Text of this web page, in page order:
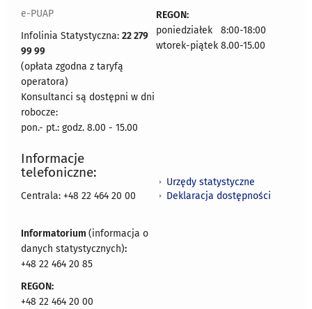
e-PUAP
Infolinia Statystyczna: 22 279
99 99
(opłata zgodna z taryfą
operatora)
Konsultanci są dostępni w dni
robocze:
pon.- pt.: godz. 8.00 - 15.00
REGON:
poniedziałek 8:00-18:00
wtorek-piątek 8.00-15.00
Informacje
telefoniczne:
Centrala: +48 22 464 20 00
Informatorium (informacja o
danych statystycznych):
+48 22 464 20 85
REGON:
+48 22 464 20 00
Urzędy statystyczne
Deklaracja dostępności